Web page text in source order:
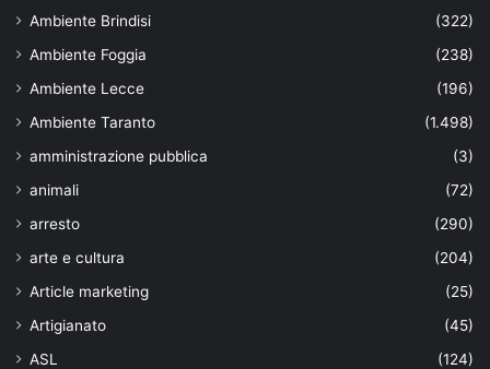
Ambiente Brindisi
(322)
Ambiente Foggia
(238)
Ambiente Lecce
(196)
Ambiente Taranto
(1.498)
amministrazione pubblica
(3)
animali
(72)
arresto
(290)
arte e cultura
(204)
Article marketing
(25)
Artigianato
(45)
ASL
(124)